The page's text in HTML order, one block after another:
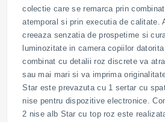
colectie care se remarca prin
atemporal si prin executia de calitate.
creeaza senzatia de prospetime si
luminozitate in camera copiilor
combinat cu detalii roz discrete va
sau mai mari si va imprima
Star este prevazuta cu 1 sertar cu
nise pentru dispozitive electronice.
2 nise alb Star cu top roz este